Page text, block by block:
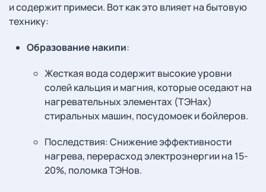
и содержит примеси. Вот как это влияет на бытовую
технику:
Образование накипи:
Жесткая вода содержит высокие уровни
солей кальция и магния, которые оседают на
нагревательных элементах (ТЭНах)
стиральных машин, посудомоек и бойлеров.
Последствия: Снижение эффективности
нагрева, перерасход электроэнергии на 15-
20%, поломка ТЭНов.